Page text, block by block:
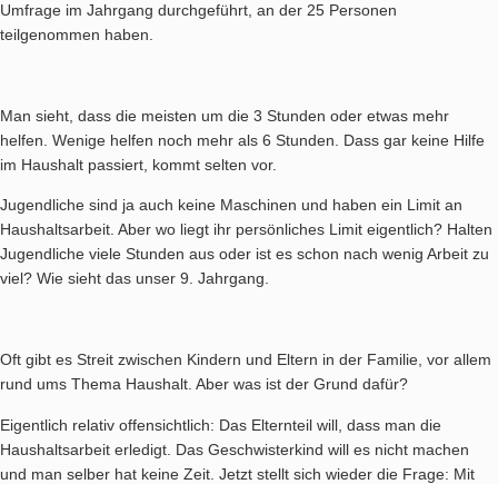
Umfrage im Jahrgang durchgeführt, an der 25 Personen
teilgenommen haben.
Man sieht, dass die meisten um die 3 Stunden oder etwas mehr
helfen. Wenige helfen noch mehr als 6 Stunden. Dass gar keine Hilfe
im Haushalt passiert, kommt selten vor.
Jugendliche sind ja auch keine Maschinen und haben ein Limit an
Haushaltsarbeit. Aber wo liegt ihr persönliches Limit eigentlich? Halten
Jugendliche viele Stunden aus oder ist es schon nach wenig Arbeit zu
viel? Wie sieht das unser 9. Jahrgang.
Oft gibt es Streit zwischen Kindern und Eltern in der Familie, vor allem
rund ums Thema Haushalt. Aber was ist der Grund dafür?
Eigentlich relativ offensichtlich: Das Elternteil will, dass man die
Haushaltsarbeit erledigt. Das Geschwisterkind will es nicht machen
und man selber hat keine Zeit. Jetzt stellt sich wieder die Frage: Mit